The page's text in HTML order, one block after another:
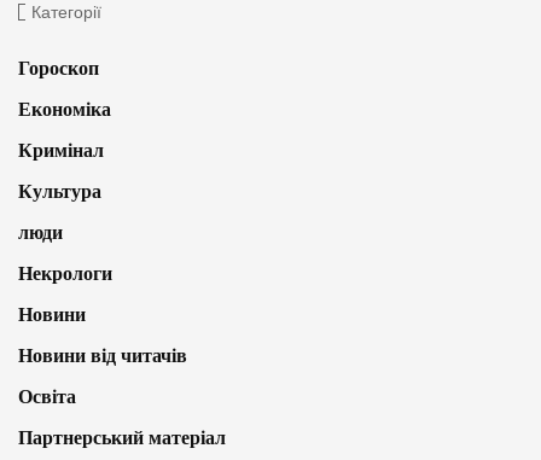
Категорії
Гороскоп
Економіка
Кримінал
Культура
люди
Некрологи
Новини
Новини від читачів
Освіта
Партнерський матеріал